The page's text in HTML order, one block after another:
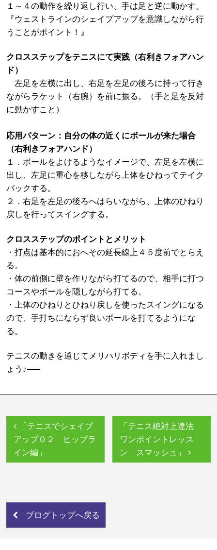
１～４の動作を繰り返し行い、手は足と逆に動かす。
『ウェストラインのシェイプアップを意識しながら行
うことがポイント！』
クロスステップをテニスにて実践（右利きフォアハン
ド）
左足を左横に出し、右足を左足の後ろに持って行き
ながらラケット（右腕）を前に振る。（手と足を反対
に動かすこと）
応用パターン：自分の体の近くにボールが来た場合
（右利きフォアハンド）
１．ボールをよけるようなイメージで、左足を左横に
出し、左足に重心を移しながら上体をひねってテイク
バックする。
２．右足を左足の後ろへはらいながら、上体のひねり
戻しを行ってスイングする。
クロスステップのポイントとメリット
・打点は基本的におへその延長線上４５度前でとらえ
る。
・体の前側に壁を作りながら打てるので、相手に打つ
コースやボールを隠しながら打てる。
・上体のひねりとひねり戻しを使ったスイングになる
ので、手打ちにならず良いボールを打てるようにな
る。
テニスの動きを通じてメリハリボディを手に入れまし
ょう♪—–
「テニス絶対上達法
ワンポイントレッス
ン スマッシュ」
「テニスでシェイプ
アップ０２ ヒップラ
イン編」
ブログトップへ戻る